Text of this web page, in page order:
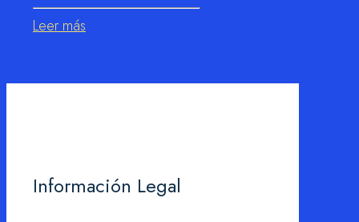
Leer más
Información Legal